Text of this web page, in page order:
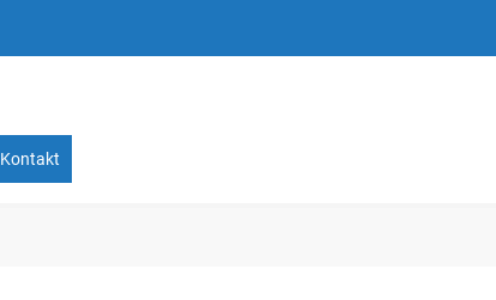
Kontakt